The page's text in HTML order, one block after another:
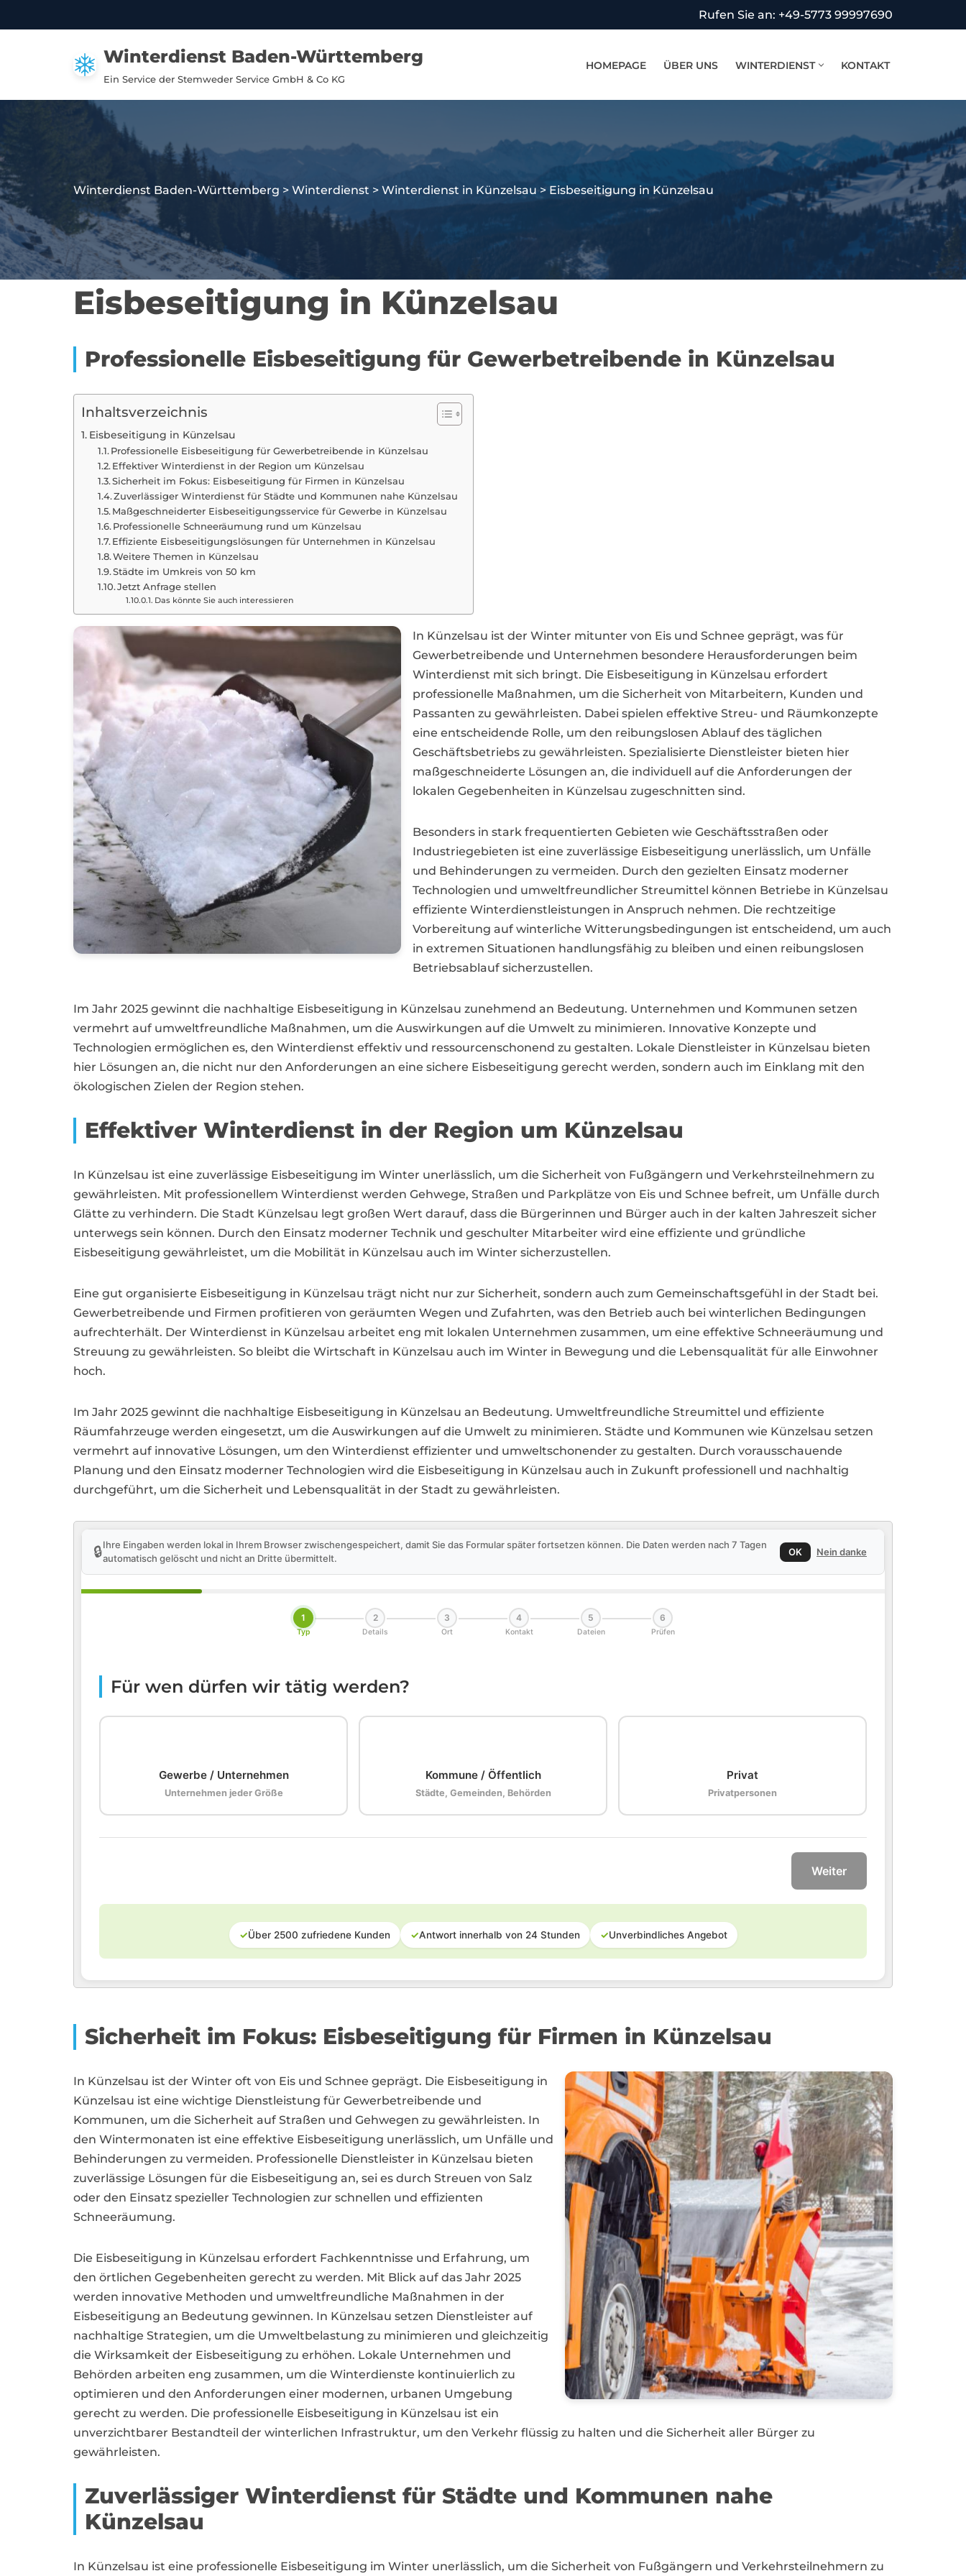
Rufen Sie an: +49-5773 99997690
Winterdienst Baden-Württemberg
Ein Service der Stemweder Service GmbH & Co KG
HOMEPAGE ÜBER UNS WINTERDIENST KONTAKT
Winterdienst Baden-Württemberg > Winterdienst > Winterdienst in Künzelsau> Eisbeseitigung in Künzelsau
Eisbeseitigung in Künzelsau
Professionelle Eisbeseitigung für Gewerbetreibende in Künzelsau
Inhaltsverzeichnis
Eisbeseitigung in Künzelsau
Professionelle Eisbeseitigung für Gewerbetreibende in Künzelsau
Effektiver Winterdienst in der Region um Künzelsau
Sicherheit im Fokus: Eisbeseitigung für Firmen in Künzelsau
Zuverlässiger Winterdienst für Städte und Kommunen nahe Künzelsau
Maßgeschneiderter Eisbeseitigungsservice für Gewerbe in Künzelsau
Professionelle Schneeräumung rund um Künzelsau
Effiziente Eisbeseitigungslösungen für Unternehmen in Künzelsau
Weitere Themen in Künzelsau
Städte im Umkreis von 50 km
Jetzt Anfrage stellen
Das könnte Sie auch interessieren
In Künzelsau ist der Winter mitunter von Eis und Schnee geprägt, was für
Gewerbetreibende und Unternehmen besondere Herausforderungen beim
Winterdienst mit sich bringt. Die Eisbeseitigung in Künzelsau erfordert
professionelle Maßnahmen, um die Sicherheit von Mitarbeitern, Kunden und
Passanten zu gewährleisten. Dabei spielen effektive Streu- und Räumkonzepte
eine entscheidende Rolle, um den reibungslosen Ablauf des täglichen
Geschäftsbetriebs zu gewährleisten. Spezialisierte Dienstleister bieten hier
maßgeschneiderte Lösungen an, die individuell auf die Anforderungen der
lokalen Gegebenheiten in Künzelsau zugeschnitten sind.
Besonders in stark frequentierten Gebieten wie Geschäftsstraßen oder
Industriegebieten ist eine zuverlässige Eisbeseitigung unerlässlich, um Unfälle
und Behinderungen zu vermeiden. Durch den gezielten Einsatz moderner
Technologien und umweltfreundlicher Streumittel können Betriebe in Künzelsau
effiziente Winterdienstleistungen in Anspruch nehmen. Die rechtzeitige
Vorbereitung auf winterliche Witterungsbedingungen ist entscheidend, um auch
in extremen Situationen handlungsfähig zu bleiben und einen reibungslosen
Betriebsablauf sicherzustellen.
Im Jahr 2025 gewinnt die nachhaltige Eisbeseitigung in Künzelsau zunehmend an Bedeutung. Unternehmen und Kommunen setzen
vermehrt auf umweltfreundliche Maßnahmen, um die Auswirkungen auf die Umwelt zu minimieren. Innovative Konzepte und
Technologien ermöglichen es, den Winterdienst effektiv und ressourcenschonend zu gestalten. Lokale Dienstleister in Künzelsau bieten
hier Lösungen an, die nicht nur den Anforderungen an eine sichere Eisbeseitigung gerecht werden, sondern auch im Einklang mit den
ökologischen Zielen der Region stehen.
Effektiver Winterdienst in der Region um Künzelsau
In Künzelsau ist eine zuverlässige Eisbeseitigung im Winter unerlässlich, um die Sicherheit von Fußgängern und Verkehrsteilnehmern zu
gewährleisten. Mit professionellem Winterdienst werden Gehwege, Straßen und Parkplätze von Eis und Schnee befreit, um Unfälle durch
Glätte zu verhindern. Die Stadt Künzelsau legt großen Wert darauf, dass die Bürgerinnen und Bürger auch in der kalten Jahreszeit sicher
unterwegs sein können. Durch den Einsatz moderner Technik und geschulter Mitarbeiter wird eine effiziente und gründliche
Eisbeseitigung gewährleistet, um die Mobilität in Künzelsau auch im Winter sicherzustellen.
Eine gut organisierte Eisbeseitigung in Künzelsau trägt nicht nur zur Sicherheit, sondern auch zum Gemeinschaftsgefühl in der Stadt bei.
Gewerbetreibende und Firmen profitieren von geräumten Wegen und Zufahrten, was den Betrieb auch bei winterlichen Bedingungen
aufrechterhält. Der Winterdienst in Künzelsau arbeitet eng mit lokalen Unternehmen zusammen, um eine effektive Schneeräumung und
Streuung zu gewährleisten. So bleibt die Wirtschaft in Künzelsau auch im Winter in Bewegung und die Lebensqualität für alle Einwohner
hoch.
Im Jahr 2025 gewinnt die nachhaltige Eisbeseitigung in Künzelsau an Bedeutung. Umweltfreundliche Streumittel und effiziente
Räumfahrzeuge werden eingesetzt, um die Auswirkungen auf die Umwelt zu minimieren. Städte und Kommunen wie Künzelsau setzen
vermehrt auf innovative Lösungen, um den Winterdienst effizienter und umweltschonender zu gestalten. Durch vorausschauende
Planung und den Einsatz moderner Technologien wird die Eisbeseitigung in Künzelsau auch in Zukunft professionell und nachhaltig
durchgeführt, um die Sicherheit und Lebensqualität in der Stadt zu gewährleisten.
🔒Ihre Eingaben werden lokal in Ihrem Browser zwischengespeichert, damit Sie das Formular später fortsetzen können. Die Daten werden nach 7 Tagen
automatisch gelöscht und nicht an Dritte übermittelt.
OK Nein danke
1
Typ
2
Details
3
Ort
4
Kontakt
5
Dateien
6
Prüfen
Für wen dürfen wir tätig werden?
Gewerbe / Unternehmen
Unternehmen jeder Größe
Kommune / Öffentlich
Städte, Gemeinden, Behörden
Privat
Privatpersonen
Weiter
✓Über 2500 zufriedene Kunden ✓Antwort innerhalb von 24 Stunden ✓Unverbindliches Angebot
Sicherheit im Fokus: Eisbeseitigung für Firmen in Künzelsau
In Künzelsau ist der Winter oft von Eis und Schnee geprägt. Die Eisbeseitigung in
Künzelsau ist eine wichtige Dienstleistung für Gewerbetreibende und
Kommunen, um die Sicherheit auf Straßen und Gehwegen zu gewährleisten. In
den Wintermonaten ist eine effektive Eisbeseitigung unerlässlich, um Unfälle und
Behinderungen zu vermeiden. Professionelle Dienstleister in Künzelsau bieten
zuverlässige Lösungen für die Eisbeseitigung an, sei es durch Streuen von Salz
oder den Einsatz spezieller Technologien zur schnellen und effizienten
Schneeräumung.
Die Eisbeseitigung in Künzelsau erfordert Fachkenntnisse und Erfahrung, um
den örtlichen Gegebenheiten gerecht zu werden. Mit Blick auf das Jahr 2025
werden innovative Methoden und umweltfreundliche Maßnahmen in der
Eisbeseitigung an Bedeutung gewinnen. In Künzelsau setzen Dienstleister auf
nachhaltige Strategien, um die Umweltbelastung zu minimieren und gleichzeitig
die Wirksamkeit der Eisbeseitigung zu erhöhen. Lokale Unternehmen und
Behörden arbeiten eng zusammen, um die Winterdienste kontinuierlich zu
optimieren und den Anforderungen einer modernen, urbanen Umgebung
gerecht zu werden. Die professionelle Eisbeseitigung in Künzelsau ist ein
unverzichtbarer Bestandteil der winterlichen Infrastruktur, um den Verkehr flüssig zu halten und die Sicherheit aller Bürger zu
gewährleisten.
Zuverlässiger Winterdienst für Städte und Kommunen nahe
Künzelsau
In Künzelsau ist eine professionelle Eisbeseitigung im Winter unerlässlich, um die Sicherheit von Fußgängern und Verkehrsteilnehmern zu